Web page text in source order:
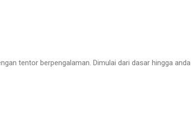
tentor berpengalaman. Dimulai dari dasar hingga anda